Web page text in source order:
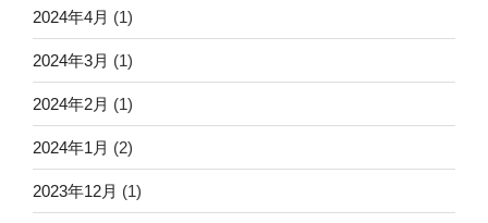
2024年4月 (1)
2024年3月 (1)
2024年2月 (1)
2024年1月 (2)
2023年12月 (1)